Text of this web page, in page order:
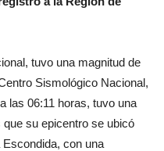
tuvo una magnitud de
Sismológico Nacional,
las 06:11 horas, tuvo una
su epicentro se ubicó
con una